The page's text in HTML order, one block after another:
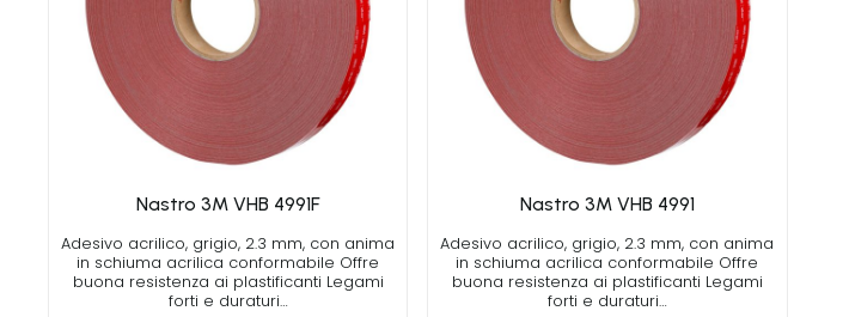
Nastro 3M VHB 4991F
Adesivo acrilico, grigio, 2.3 mm, con anima
in schiuma acrilica conformabile Offre
buona resistenza ai plastificanti Legami
forti e duraturi…
Nastro 3M VHB 4991
Adesivo acrilico, grigio, 2.3 mm, con anima
in schiuma acrilica conformabile Offre
buona resistenza ai plastificanti Legami
forti e duraturi…